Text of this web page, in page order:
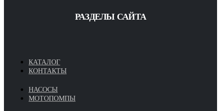
РАЗДЕЛЫ САЙТА
КАТАЛОГ
КОНТАКТЫ
НАСОСЫ
МОТОПОМПЫ